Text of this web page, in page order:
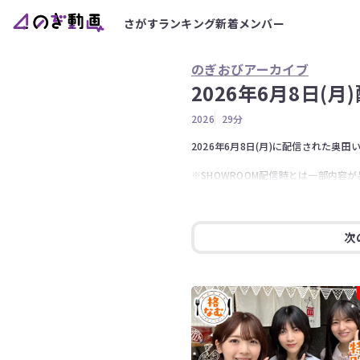
さがすランキング新着メンバー
のぎおびアーカイブ
2026年6月8日(月)
2026
29分
2026年6月8日(月)に配信された奥田
※SHOWROOM配信時とは一部内容
次